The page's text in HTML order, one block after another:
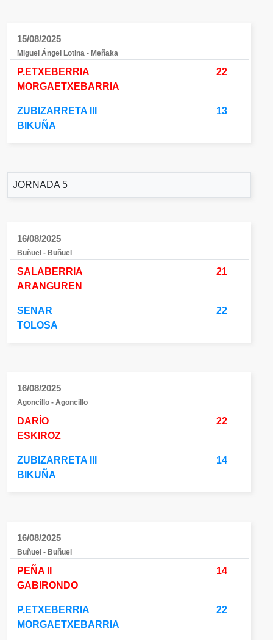
15/08/2025
Miguel Ángel Lotina - Meñaka
P.ETXEBERRIA
MORGAETXEBARRIA
22
ZUBIZARRETA III
BIKUÑA
13
JORNADA 5
16/08/2025
Buñuel - Buñuel
SALABERRIA
ARANGUREN
21
SENAR
TOLOSA
22
16/08/2025
Agoncillo - Agoncillo
DARÍO
ESKIROZ
22
ZUBIZARRETA III
BIKUÑA
14
16/08/2025
Buñuel - Buñuel
PEÑA II
GABIRONDO
14
P.ETXEBERRIA
MORGAETXEBARRIA
22